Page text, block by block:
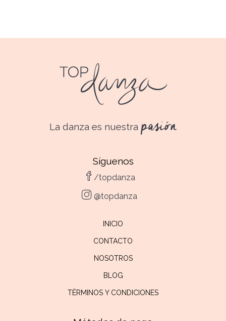
La danza es nuestra pasión
Síguenos
/topdanza
@topdanza
INICIO
CONTACTO
NOSOTROS
BLOG
TÉRMINOS Y CONDICIONES